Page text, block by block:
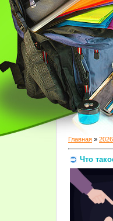
Главная » 2026
Что